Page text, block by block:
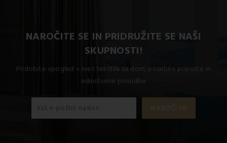
NAROČITE SE IN PRIDRUŽITE SE NAŠI
SKUPNOSTI!
Pridobite vpogled v svet tekstila za dom, posebne popuste in
edinstvene ponudbe